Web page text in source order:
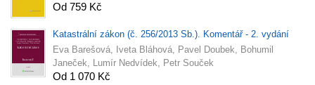
Od 759 Kč
Katastrální zákon (č. 256/2013 Sb.). Komentář - 2. vydání
Eva Barešová, Iveta Bláhová, Pavel Doubek, Bohumil
Janeček, Lumír Nedvídek, Petr Souček
Od 1 070 Kč